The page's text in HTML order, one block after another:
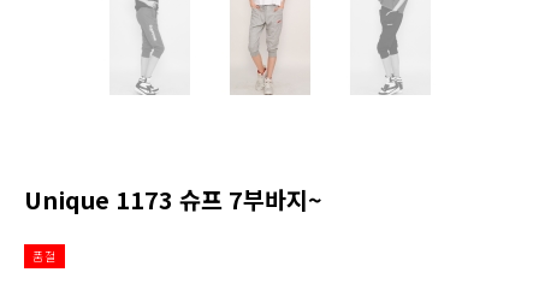
Unique 1173 슈프 7부바지~
품절